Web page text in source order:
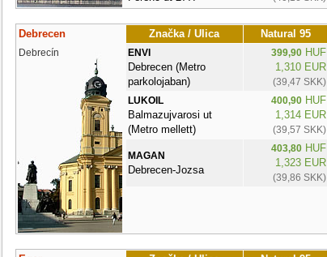
Debrecen Značka / Ulica Natural 95
Debrecín ENVI
Debrecen (Metro
parkolojaban)
399,90HUF
1,310 EUR
(39,47 SKK)
LUKOIL
Balmazujvarosi ut
(Metro mellett)
400,90HUF
1,314 EUR
(39,57 SKK)
MAGAN
Debrecen-Jozsa
403,80HUF
1,323 EUR
(39,86 SKK)